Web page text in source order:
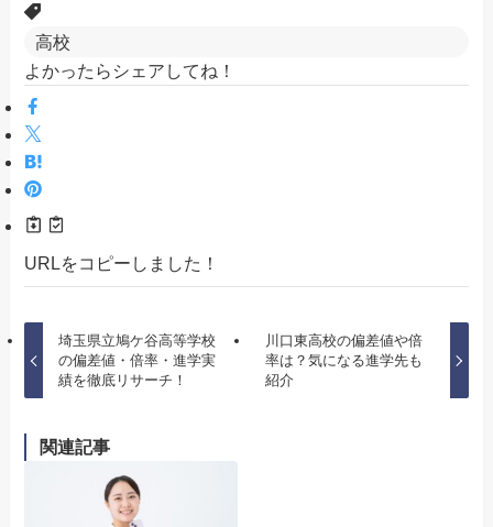
高校
よかったらシェアしてね！
URLをコピーしました！
埼玉県立鳩ケ谷高等学校
の偏差値・倍率・進学実
績を徹底リサーチ！
川口東高校の偏差値や倍
率は？気になる進学先も
紹介
関連記事